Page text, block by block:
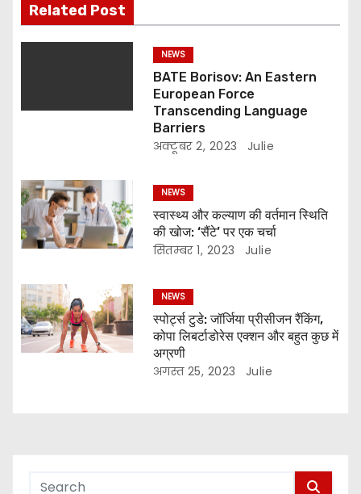
Related Post
NEWS
BATE Borisov: An Eastern
European Force
Transcending Language
Barriers
अक्टूबर 2, 2023 Julie
NEWS
स्वास्थ्य और कल्याण की वर्तमान स्थिति
की खोज: ‘सैंटे’ पर एक चर्चा
सितम्बर 1, 2023 Julie
NEWS
स्पोर्ट्स टुडे: जॉर्जिया प्रीसीजन रैंकिंग,
कोपा लिबर्टाडोरेस एक्शन और बहुत कुछ में
अग्रणी
अगस्त 25, 2023 Julie